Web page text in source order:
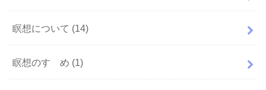
瞑想について (14)
瞑想のすゝめ (1)